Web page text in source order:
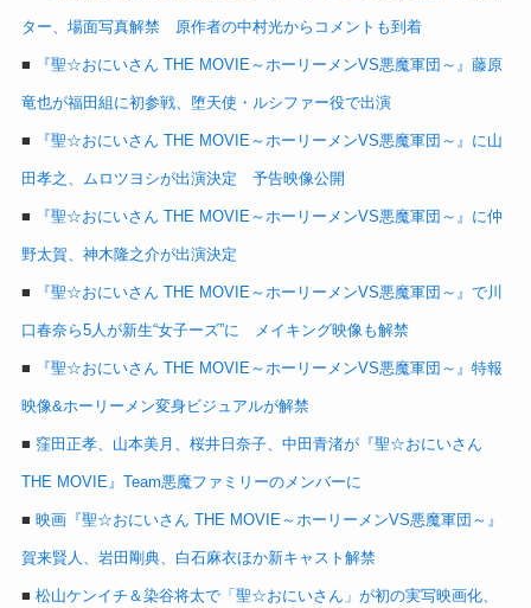
ター、場面写真解禁 原作者の中村光からコメントも到着
■ 『聖☆おにいさん THE MOVIE～ホーリーメンVS悪魔軍団～』藤原
竜也が福田組に初参戦、堕天使・ルシファー役で出演
■ 『聖☆おにいさん THE MOVIE～ホーリーメンVS悪魔軍団～』に山
田孝之、ムロツヨシが出演決定 予告映像公開
■ 『聖☆おにいさん THE MOVIE～ホーリーメンVS悪魔軍団～』に仲
野太賀、神木隆之介が出演決定
■ 『聖☆おにいさん THE MOVIE～ホーリーメンVS悪魔軍団～』で川
口春奈ら5人が新生“女子ーズ”に メイキング映像も解禁
■ 『聖☆おにいさん THE MOVIE～ホーリーメンVS悪魔軍団～』特報
映像&ホーリーメン変身ビジュアルが解禁
■ 窪田正孝、山本美月、桜井日奈子、中田青渚が『聖☆おにいさん
THE MOVIE』Team悪魔ファミリーのメンバーに
■ 映画『聖☆おにいさん THE MOVIE～ホーリーメンVS悪魔軍団～』
賀来賢人、岩田剛典、白石麻衣ほか新キャスト解禁
■ 松山ケンイチ＆染谷将太で「聖☆おにいさん」が初の実写映画化、